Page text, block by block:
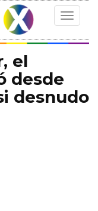
Toggle
el
desde
desnudo